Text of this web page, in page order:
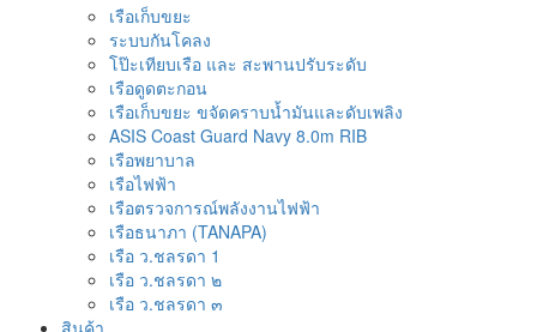
เรือเก็บขยะ
ระบบกันโคลง
โป๊ะเทียบเรือ และ สะพานปรับระดับ
เรือดูดตะกอน
เรือเก็บขยะ ขจัดคราบน้ำมันและดับเพลิง
ASIS Coast Guard Navy 8.0m RIB
เรือพยาบาล
เรือไฟฟ้า
เรือตรวจการณ์พลังงานไฟฟ้า
เรือธนาภา (TANAPA)
เรือ ว.ชลรดา 1
เรือ ว.ชลรดา ๒
เรือ ว.ชลรดา ๓
สินค้า